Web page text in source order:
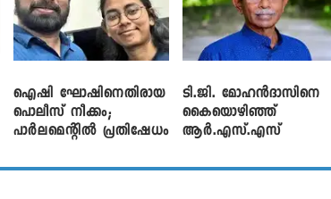
ഐഷി ഘോഷിനെതിരായ
പൊലീസ് നീക്കം;
പാര്‍ലമെന്റിൽ പ്രതിഷേധം
ടി.ജി. മോഹൻദാസിനെ
കൈയൊഴിഞ്ഞ്
ആർ.എസ്.എസ്